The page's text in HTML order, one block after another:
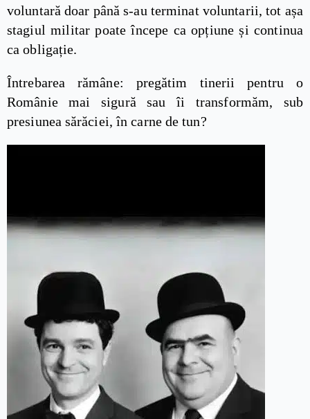
voluntară doar până s-au terminat voluntarii, tot așa
stagiul militar poate începe ca opțiune și continua
ca obligație.
Întrebarea rămâne: pregătim tinerii pentru o
Românie mai sigură sau îi transformăm, sub
presiunea sărăciei, în carne de tun?